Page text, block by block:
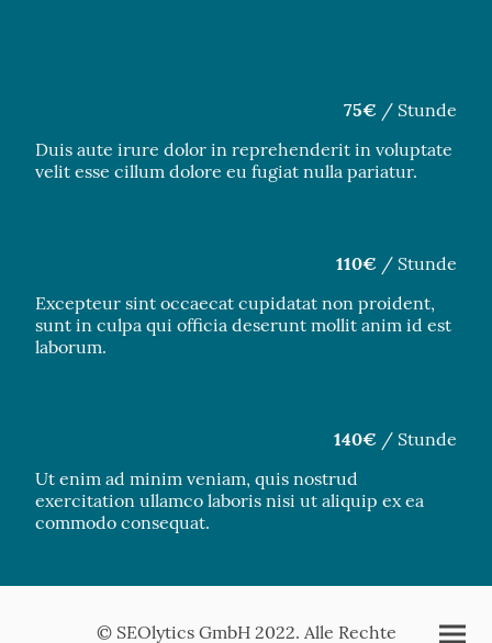
75€ / Stunde
Duis aute irure dolor in reprehenderit in voluptate
velit esse cillum dolore eu fugiat nulla pariatur.
110€ / Stunde
Excepteur sint occaecat cupidatat non proident,
sunt in culpa qui officia deserunt mollit anim id est
laborum.
140€ / Stunde
Ut enim ad minim veniam, quis nostrud
exercitation ullamco laboris nisi ut aliquip ex ea
commodo consequat.
© SEOlytics GmbH 2022. Alle Rechte